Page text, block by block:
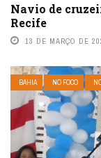
Navio de
Recife
13 DE MARÇO DE
BAHIA NO FOCO